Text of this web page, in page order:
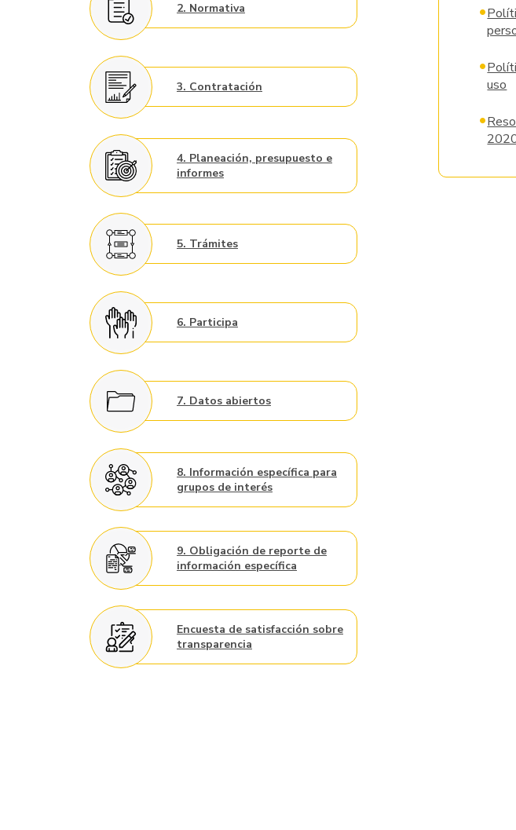
2. Normativa
3. Contratación
4. Planeación, presupuesto e
informes
5. Trámites
6. Participa
7. Datos abiertos
8. Información específica para
grupos de interés
9. Obligación de reporte de
información específica
Encuesta de satisfacción sobre
transparencia
•
•
uso
•